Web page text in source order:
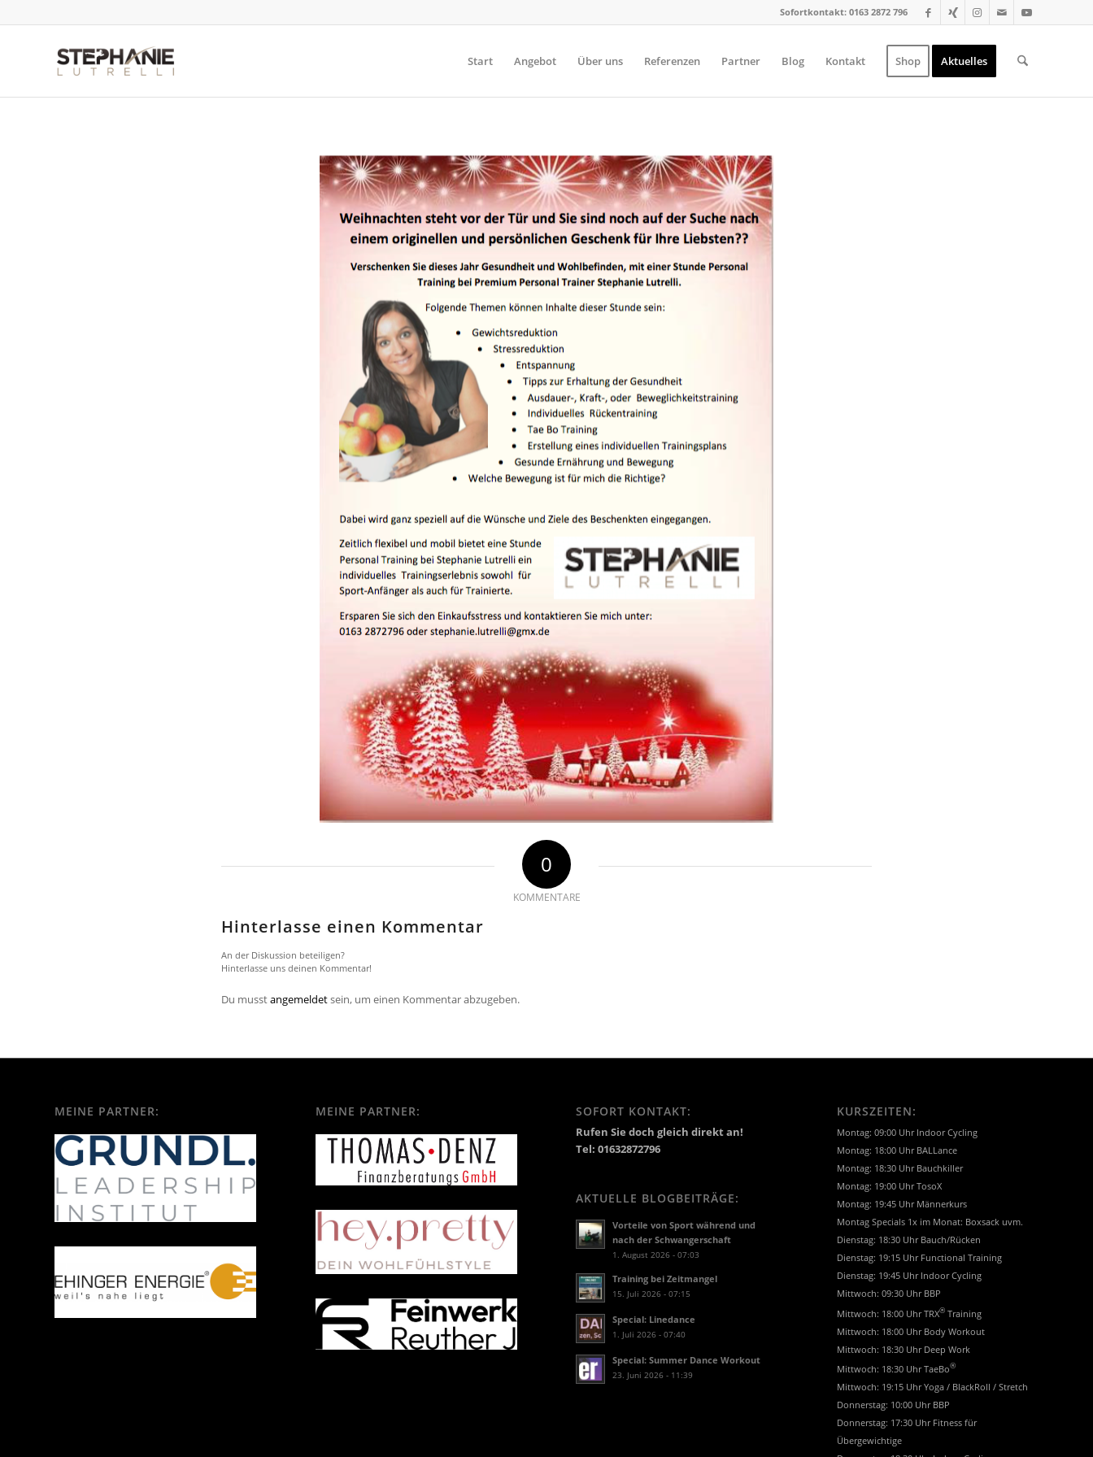
Sofortkontakt: 0163 2872 796
Start Angebot Über uns Referenzen Partner Blog Kontakt Shop Aktuelles
0
KOMMENTARE
Hinterlasse einen Kommentar
An der Diskussion beteiligen?
Hinterlasse uns deinen Kommentar!
Du musstangemeldetsein, um einen Kommentar abzugeben.
MEINE PARTNER: MEINE PARTNER: SOFORT KONTAKT:
Rufen Sie doch gleich direkt an!
Tel: 01632872796
AKTUELLE BLOGBEITRÄGE:
Vorteile von Sport während und
nach der Schwangerschaft
1. August 2026 - 07:03
Training bei Zeitmangel
15. Juli 2026 - 07:15
Special: Linedance
1. Juli 2026 - 07:40
Special: Summer Dance Workout
23. Juni 2026 - 11:39
KURSZEITEN:
Montag: 09:00 Uhr Indoor Cycling
Montag: 18:00 Uhr BALLance
Montag: 18:30 Uhr Bauchkiller
Montag: 19:00 Uhr TosoX
Montag: 19:45 Uhr Männerkurs
Montag Specials 1x im Monat: Boxsack uvm.
Dienstag: 18:30 Uhr Bauch/Rücken
Dienstag: 19:15 Uhr Functional Training
Dienstag: 19:45 Uhr Indoor Cycling
Mittwoch: 09:30 Uhr BBP
Mittwoch: 18:00 Uhr TRX®Training
Mittwoch: 18:00 Uhr Body Workout
Mittwoch: 18:30 Uhr Deep Work
Mittwoch: 18:30 Uhr TaeBo®
Mittwoch: 19:15 Uhr Yoga / BlackRoll / Stretch
Donnerstag: 10:00 Uhr BBP
Donnerstag: 17:30 Uhr Fitness für
Übergewichtige